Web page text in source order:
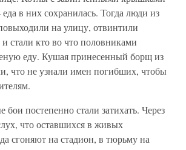
в них сохранилась. Тогда люди из
на улицу, отвинтили
стали кто во что половниками
еду. Кушая принесенный борщ из
что не узнали имен погибших, чтобы
постепенно стали затихать. Через
что оставшихся в живых
сгоняют на стадион, в тюрьму на